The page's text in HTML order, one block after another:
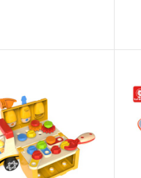
Пино мини
лавиринт
230,00 ден.